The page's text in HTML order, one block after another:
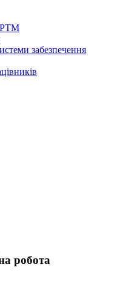
РТМ
забезпечення
робота